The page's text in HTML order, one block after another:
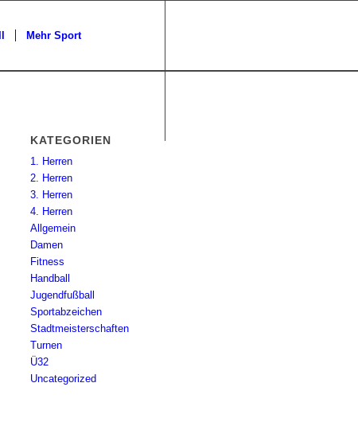
Mehr Sport
KATEGORIEN
1. Herren
2. Herren
3. Herren
4. Herren
Allgemein
Damen
Fitness
Handball
Jugendfußball
Sportabzeichen
Stadtmeisterschaften
Turnen
Ü32
Uncategorized